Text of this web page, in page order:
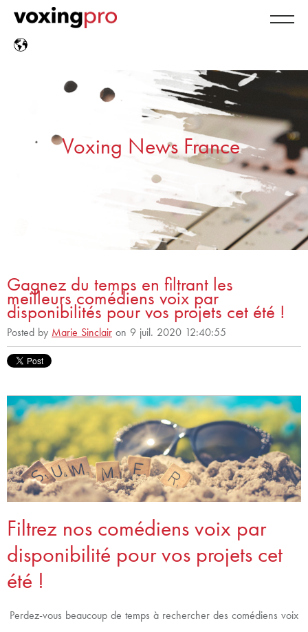
Voxing News France
Gagnez du temps en filtrant les
meilleurs comédiens voix par
disponibilités pour vos projets cet été !
Posted by Marie Sinclair on 9 juil. 2020 12:40:55
Filtrez nos comédiens voix par
disponibilité pour vos projets cet
été !
Perdez-vous beaucoup de temps à rechercher des comédiens voix